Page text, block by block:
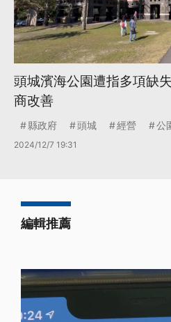
頭城濱海公園遭指多項缺
商改善
縣政府 頭城 經營 公
2024/12/7 19:31
編輯推薦